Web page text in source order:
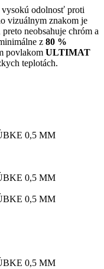
odolnosť proti
vizuálnym znakom je
neobsahuje chróm a
z 80 %
povlakom ULTIMAT
teplotách.
0,5 MM
0,5 MM
0,5 MM
0,5 MM